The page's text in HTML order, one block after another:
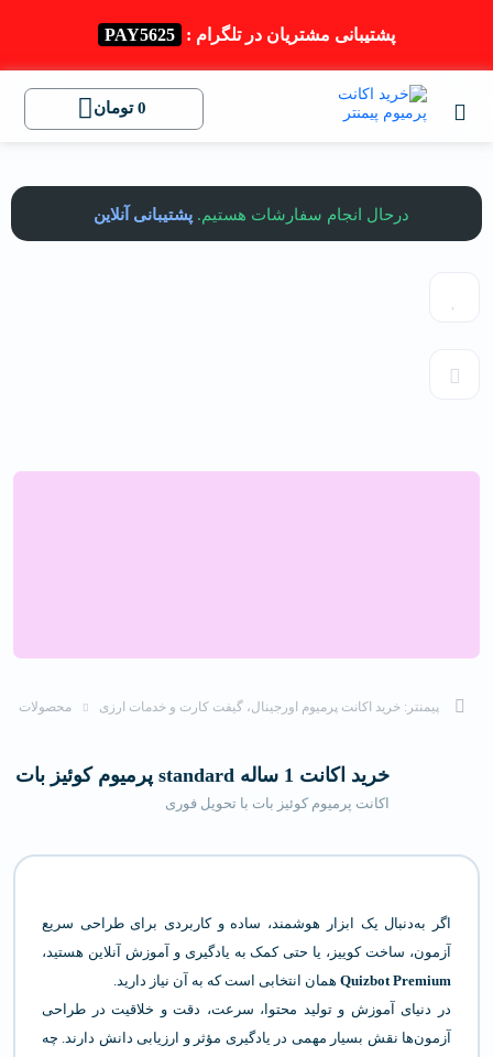
پشتیبانی مشتریان در تلگرام : PAY5625
0 تومان
درحال انجام سفارشات هستیم. پشتیبانی آنلاین
پیمنتر: خرید اکانت پرمیوم اورجینال، گیفت کارت و خدمات ارزی محصولات
خرید اکانت 1 ساله standard پرمیوم کوئیز بات
اکانت پرمیوم کوئیز بات با تحویل فوری
اگر به‌دنبال یک ابزار هوشمند، ساده و کاربردی برای طراحی سریع
آزمون، ساخت کوییز، یا حتی کمک به یادگیری و آموزش آنلاین هستید،
Quizbot Premium همان انتخابی است که به آن نیاز دارید.
در دنیای آموزش و تولید محتوا، سرعت، دقت و خلاقیت در طراحی
آزمون‌ها نقش بسیار مهمی در یادگیری مؤثر و ارزیابی دانش دارند. چه